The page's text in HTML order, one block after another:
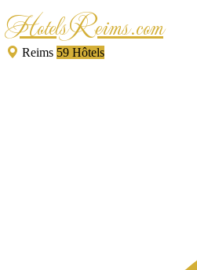
HotelsReims.com
Reims 59 Hôtels